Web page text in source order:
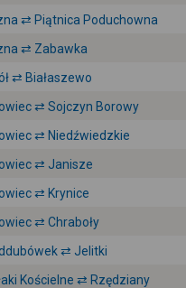
⇄ Piątnica Poduchowna
⇄ Zabawka
⇄ Białaszewo
⇄ Sojczyn Borowy
⇄ Niedźwiedzkie
⇄ Janisze
⇄ Krynice
⇄ Chraboły
⇄ Jelitki
Kościelne ⇄ Rzędziany